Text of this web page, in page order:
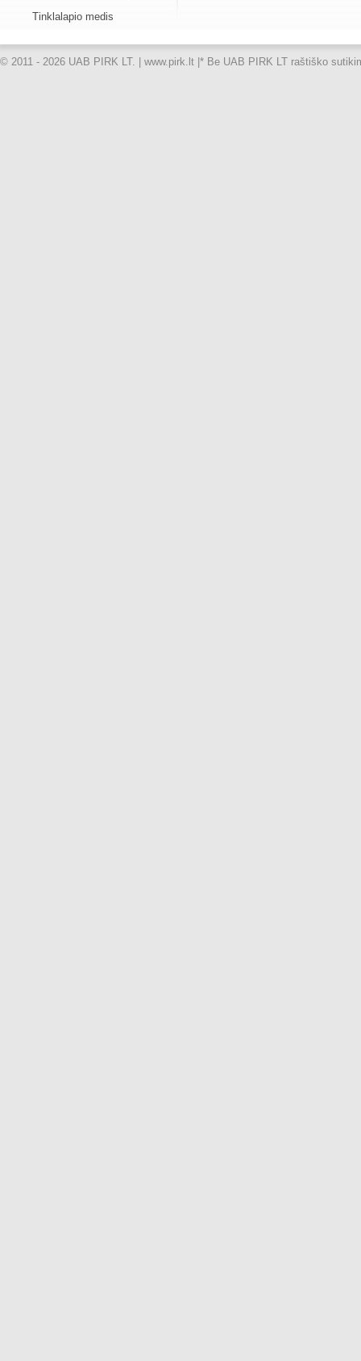
Tinklalapio medis
© 2011 - 2026 UAB PIRK LT. | www.pirk.lt | * Be UAB PIRK LT raštiško